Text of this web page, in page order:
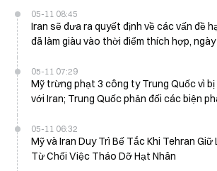
05-11 08:45
Iran sẽ đưa ra quyết định về các vấn đề
đã làm giàu vào thời điểm thích hợp,
05-11 07:29
Mỹ trừng phạt 3 công ty Trung Quốc vì
với Iran; Trung Quốc phản đối các biện
05-11 06:32
Mỹ và Iran Duy Trì Bế Tắc Khi Tehran Giữ
Từ Chối Việc Tháo Dỡ Hạt Nhân